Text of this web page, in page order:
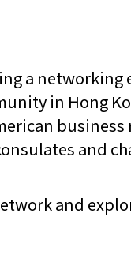
a networking
in Hong
business
and
and